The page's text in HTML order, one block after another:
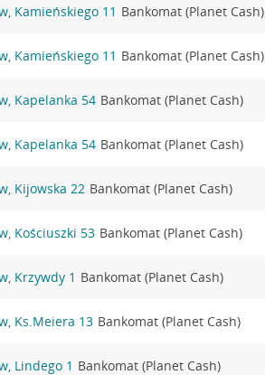
Kamieńskiego 11 Bankomat (Planet Cash)
Kamieńskiego 11 Bankomat (Planet Cash)
Kapelanka 54 Bankomat (Planet Cash)
Kapelanka 54 Bankomat (Planet Cash)
Kijowska 22 Bankomat (Planet Cash)
Kościuszki 53 Bankomat (Planet Cash)
Krzywdy 1 Bankomat (Planet Cash)
Ks.Meiera 13 Bankomat (Planet Cash)
Lindego 1 Bankomat (Planet Cash)